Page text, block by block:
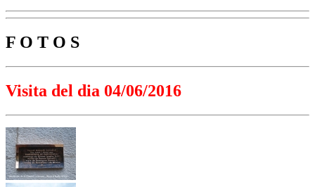
F O T O S
Visita del dia 04/06/2016